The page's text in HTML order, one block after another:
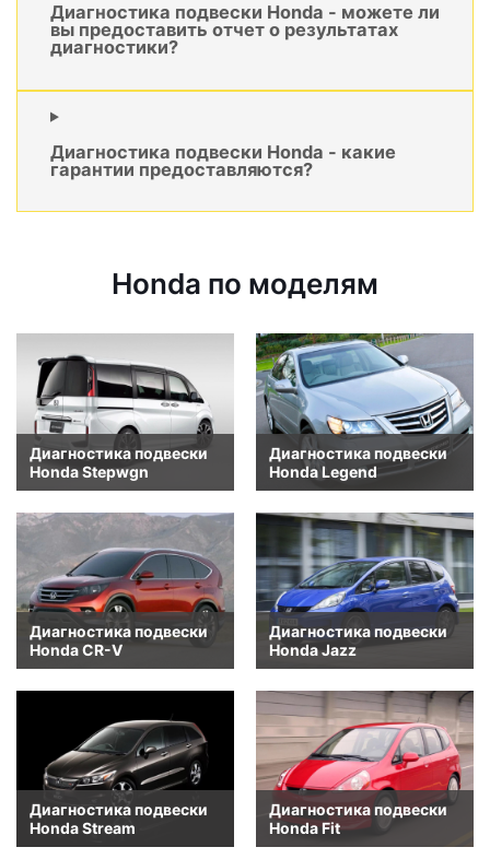
Диагностика подвески Honda - можете ли
вы предоставить отчет о результатах
диагностики?
Диагностика подвески Honda - какие
гарантии предоставляются?
Honda по моделям
Диагностика подвески
Honda Stepwgn
Диагностика подвески
Honda Legend
Диагностика подвески
Honda CR-V
Диагностика подвески
Honda Jazz
Диагностика подвески
Honda Stream
Диагностика подвески
Honda Fit